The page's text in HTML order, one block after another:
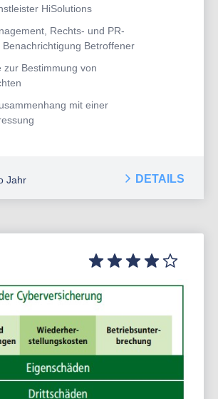
HiSolutions
Rechts- und PR-
Benachrichtigung Betroffener
zur Bestimmung von
mit einer
Jahr DETAILS